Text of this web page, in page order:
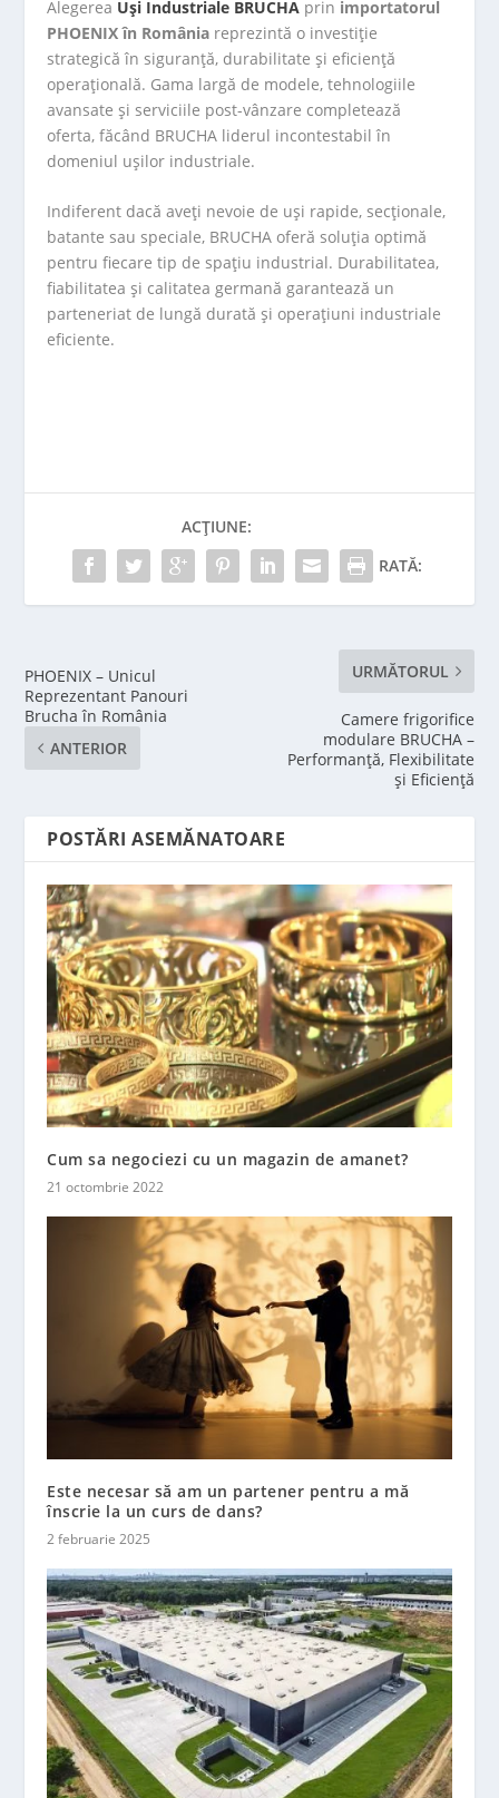
Alegerea Uși Industriale BRUCHA prin importatorul
PHOENIX în România reprezintă o investiție
strategică în siguranță, durabilitate și eficiență
operațională. Gama largă de modele, tehnologiile
avansate și serviciile post-vânzare completează
oferta, făcând BRUCHA liderul incontestabil în
domeniul ușilor industriale.
Indiferent dacă aveți nevoie de uși rapide, secționale,
batante sau speciale, BRUCHA oferă soluția optimă
pentru fiecare tip de spațiu industrial. Durabilitatea,
fiabilitatea și calitatea germană garantează un
parteneriat de lungă durată și operațiuni industriale
eficiente.
ACȚIUNE:
RATĂ:
PHOENIX – Unicul
Reprezentant Panouri
Brucha în România
ANTERIOR
URMĂTORUL
Camere frigorifice
modulare BRUCHA –
Performanță, Flexibilitate
și Eficiență
POSTĂRI ASEMĂNATOARE
Cum sa negociezi cu un magazin de amanet?
21 octombrie 2022
Este necesar să am un partener pentru a mă
înscrie la un curs de dans?
2 februarie 2025